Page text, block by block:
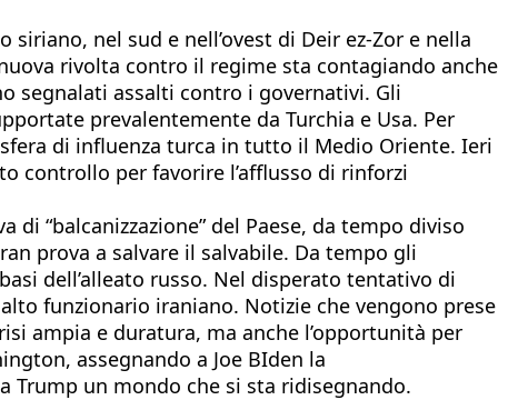
nel sud e nell’ovest di Deir ez-Zor e nella
rivolta contro il regime sta contagiando anche
segnalati assalti contro i governativi. Gli
prevalentemente da Turchia e Usa. Per
di influenza turca in tutto il Medio Oriente. Ieri
controllo per favorire l’afflusso di rinforzi
“balcanizzazione” del Paese, da tempo diviso
prova a salvare il salvabile. Da tempo gli
dell’alleato russo. Nel disperato tentativo di
funzionario iraniano. Notizie che vengono prese
ampia e duratura, ma anche l’opportunità per
assegnando a Joe BIden la
Trump un mondo che si sta ridisegnando.